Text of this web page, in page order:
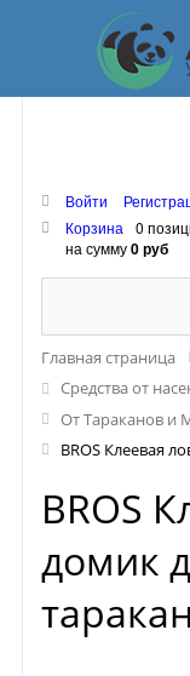
Войти
Корзина
0
на сумму0 руб
Главная страница
Средства от
От Тараканов и
BROS Клеевая
BROS
домик